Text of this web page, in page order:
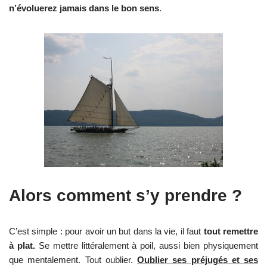
n’évoluerez jamais dans le bon sens.
Alors comment s’y prendre ?
C’est simple : pour avoir un but dans la vie, il faut tout remettre
à plat.Se mettre littéralement à poil, aussi bien physiquement
que mentalement. Tout oublier. Oublier ses préjugés et ses